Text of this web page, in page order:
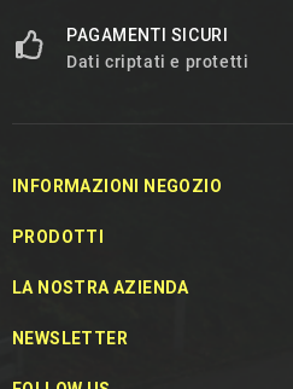
PAGAMENTI SICURI
Dati criptati e protetti
INFORMAZIONI NEGOZIO
PRODOTTI
LA NOSTRA AZIENDA
NEWSLETTER